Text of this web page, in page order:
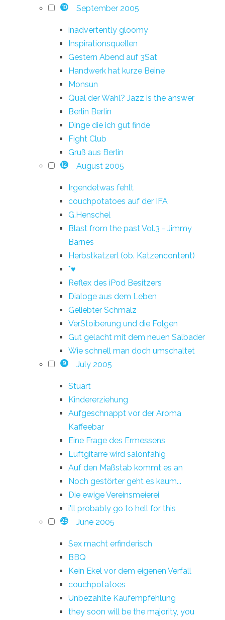
10 September 2005
inadvertently gloomy
Inspirationsquellen
Gestern Abend auf 3Sat
Handwerk hat kurze Beine
Monsun
Qual der Wahl? Jazz is the answer
Berlin Berlin
Dinge die ich gut finde
Fight Club
Gruß aus Berlin
12 August 2005
Irgendetwas fehlt
couchpotatoes auf der IFA
G.Henschel
Blast from the past Vol.3 - Jimmy
Barnes
Herbstkatzerl (ob. Katzencontent)
*♥
Reflex des iPod Besitzers
Dialoge aus dem Leben
Geliebter Schmalz
VerStoiberung und die Folgen
Gut gelacht mit dem neuen Salbader
Wie schnell man doch umschaltet
9 July 2005
Stuart
Kindererziehung
Aufgeschnappt vor der Aroma
Kaffeebar
Eine Frage des Ermessens
Luftgitarre wird salonfähig
Auf den Maßstab kommt es an
Noch gestörter geht es kaum...
Die ewige Vereinsmeierei
i'll probably go to hell for this
25 June 2005
Sex macht erfinderisch
BBQ
Kein Ekel vor dem eigenen Verfall
couchpotatoes
Unbezahlte Kaufempfehlung
they soon will be the majority, you